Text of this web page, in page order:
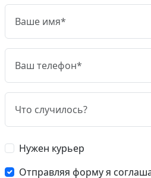
Нужен курьер
Отправляя форму я